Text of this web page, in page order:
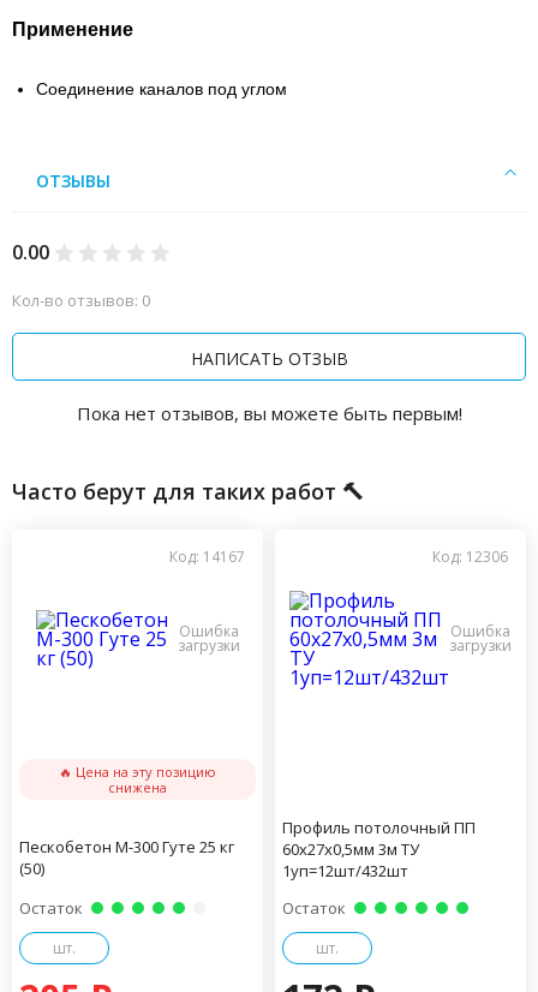
Применение
Соединение каналов под углом
ОТЗЫВЫ
0.00
Кол-во отзывов: 0
НАПИСАТЬ ОТЗЫВ
Пока нет отзывов, вы можете быть первым!
Часто берут для таких работ 🔨
Код: 14167
🔥 Цена на эту позицию
снижена
Пескобетон М-300 Гуте 25 кг
(50)
Остаток
шт.
Код: 12306
Профиль потолочный ПП
60х27х0,5мм 3м ТУ
1уп=12шт/432шт
Остаток
шт.